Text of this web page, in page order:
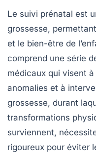
Le suivi prénatal est
grossesse,
et le bien-être de
comprend une série
médicaux qui visent
anomalies et à
grossesse, durant
transformations
surviennent,
rigoureux pour éviter